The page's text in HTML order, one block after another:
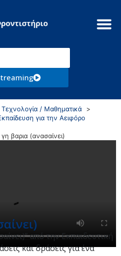
/ Μαθηματικά
για την Αειφόρο
βαρια (ανασαίνει)
από την Εκπαιδευτική
και δράσεις για ένα